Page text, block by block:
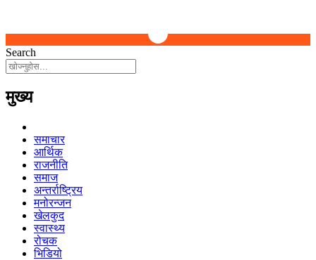
Search
मुख्य
समाचार
आर्थिक
राजनीति
समाज
अन्तर्राष्ट्रिय
मनोरन्जन
खेलकुद
स्वास्थ्य
रोचक
भिडियो